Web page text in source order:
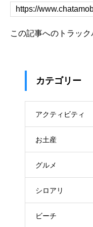
この記事へのトラック
カテゴリー
アクティビティ
お土産
グルメ
シロアリ
ビーチ